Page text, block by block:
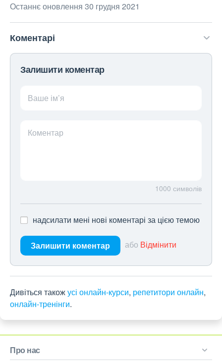
Останнє оновлення 30 грудня 2021
Коментарі
Залишити коментар
Ваше ім’я
Коментар
1000 символів
надсилати мені нові коментарі за цією темою
Залишити коментар або Відмінити
Дивіться такожусі онлайн-курси, репетитори онлайн,
онлайн-тренінги.
Про нас